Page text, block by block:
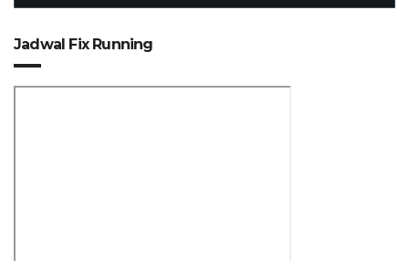
Jadwal Fix Running